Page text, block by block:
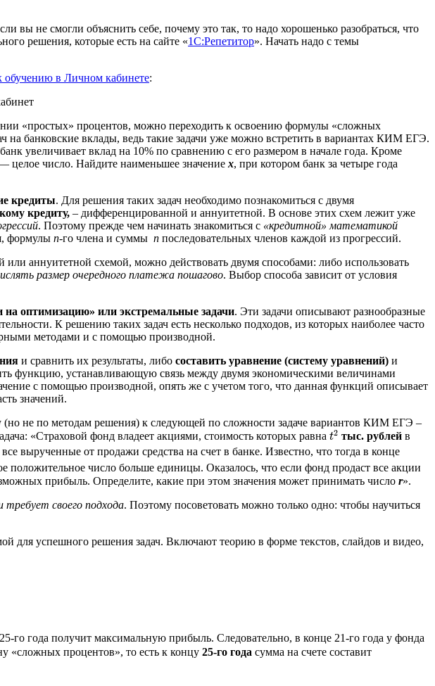
вы не смогли объяснить себе, почему это так, то надо хорошенько разобраться, что
решения, которые есть на сайте «1С:Репетитор». Начать надо с темы
обучению в Личном кабинете:
«простых» процентов, можно переходить к освоению формулы «сложных
банковские вклады, ведь такие задачи уже можно встретить в вариантах КИМ ЕГЭ.
увеличивает вклад на 10% по сравнению с его размером в начале года. Кроме
целое число. Найдите наименьшее значение х, при котором банк за четыре года
кредиты. Для решения таких задач необходимо познакомиться с двумя
кредиту, – дифференцированной и аннуитетной. В основе этих схем лежит уже
. Поэтому прежде чем начинать знакомиться с «кредитной» математикой
формулы n-го члена и суммы n последовательных членов каждой из прогрессий.
аннуитетной схемой, можно действовать двумя способами: либо использовать
размер очередного платежа пошагово. Выбор способа зависит от условия
на оптимизацию» или экстремальные задачи. Эти задачи описывают разнообразные
К решению таких задач есть несколько подходов, из которых наиболее часто
методами и с помощью производной.
и сравнить их результаты, либо составить уравнение (систему уравнений) и
функцию, устанавливающую связь между двумя экономическими величинами
с помощью производной, опять же с учетом того, что данная функций описывает
значений.
(но не по методам решения) к следующей по сложности задаче вариантов КИМ ЕГЭ –
«Страховой фонд владеет акциями, стоимость которых равна t2
t2 тыс. рублей в
вырученные от продажи средства на счет в банке. Известно, что тогда в конце
положительное число больше единицы. Оказалось, что если фонд продаст все акции
прибыль. Определите, какие при этом значения может принимать число r».
требует своего подхода. Поэтому посоветовать можно только одно: чтобы научиться
для успешного решения задач. Включают теорию в форме текстов, слайдов и видео,
го года получит максимальную прибыль. Следовательно, в конце 21-го года у фонда
«сложных процентов», то есть к концу 25-го года сумма на счете составит